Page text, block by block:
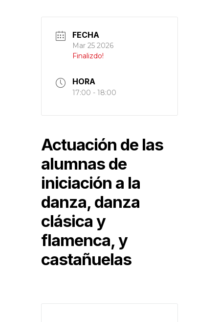
FECHA
Mar 25 2026
Finalizdo!
HORA
17:00 - 18:00
Actuación de las
alumnas de
iniciación a la
danza, danza
clásica y
flamenca, y
castañuelas